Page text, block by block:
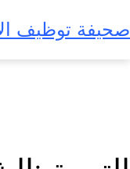
إلى
المحتوى
صحيفة توظيف